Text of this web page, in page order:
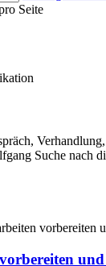
Seite
Suche nach